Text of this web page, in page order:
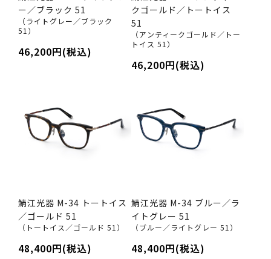
ー／ブラック 51
（ライトグレー／ブラック
51）
46,200円(税込)
クゴールド／トートイス
51
（アンティークゴールド／トー
トイス 51）
46,200円(税込)
鯖江光器 M-34 トートイス
／ゴールド 51
（トートイス／ゴールド 51）
48,400円(税込)
鯖江光器 M-34 ブルー／ラ
イトグレー 51
（ブルー／ライトグレー 51）
48,400円(税込)